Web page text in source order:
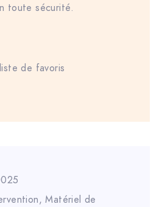
toute sécurité.
de favoris
,Matériel de